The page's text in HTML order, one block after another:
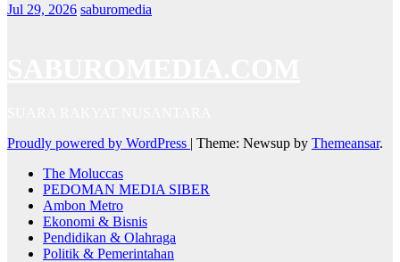
Jul 29, 2026 saburomedia
Proudly powered by WordPress | Theme: Newsup by Themeansar.
The Moluccas
PEDOMAN MEDIA SIBER
Ambon Metro
Ekonomi & Bisnis
Pendidikan & Olahraga
Politik & Pemerintahan